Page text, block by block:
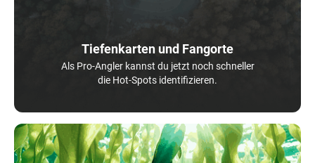
Tiefenkarten und Fangorte
Als Pro-Angler kannst du jetzt noch schneller
die Hot-Spots identifizieren.